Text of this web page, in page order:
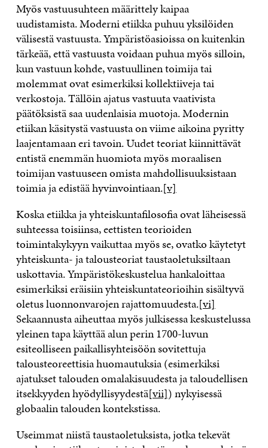
Myös vastuusuhteen määrittely kaipaa
uudistamista. Moderni etiikka puhuu yksilöiden
välisestä vastuusta. Ympäristöasioissa on kuitenkin
tärkeää, että vastuusta voidaan puhua myös silloin,
kun vastuun kohde, vastuullinen toimija tai
molemmat ovat esimerkiksi kollektiiveja tai
verkostoja. Tällöin ajatus vastuuta vaativista
päätöksistä saa uudenlaisia muotoja. Modernin
etiikan käsitystä vastuusta on viime aikoina pyritty
laajentamaan eri tavoin. Uudet teoriat kiinnittävät
entistä enemmän huomiota myös moraalisen
toimijan vastuuseen omista mahdollisuuksistaan
toimia ja edistää hyvinvointiaan.[v]
Koska etiikka ja yhteiskuntafilosofia ovat läheisessä
suhteessa toisiinsa, eettisten teorioiden
toimintakykyyn vaikuttaa myös se, ovatko käytetyt
yhteiskunta- ja talousteoriat taustaoletuksiltaan
uskottavia. Ympäristökeskustelua hankaloittaa
esimerkiksi eräisiin yhteiskuntateorioihin sisältyvä
oletus luonnonvarojen rajattomuudesta.[vi]
Sekaannusta aiheuttaa myös julkisessa keskustelussa
yleinen tapa käyttää alun perin 1700-luvun
esiteolliseen paikallisyhteisöön sovitettuja
talousteoreettisia huomautuksia (esimerkiksi
ajatukset talouden omalakisuudesta ja taloudellisen
itsekkyyden hyödyllisyydestä[vii]) nykyisessä
globaalin talouden kontekstissa.
Useimmat niistä taustaoletuksista, jotka tekevät